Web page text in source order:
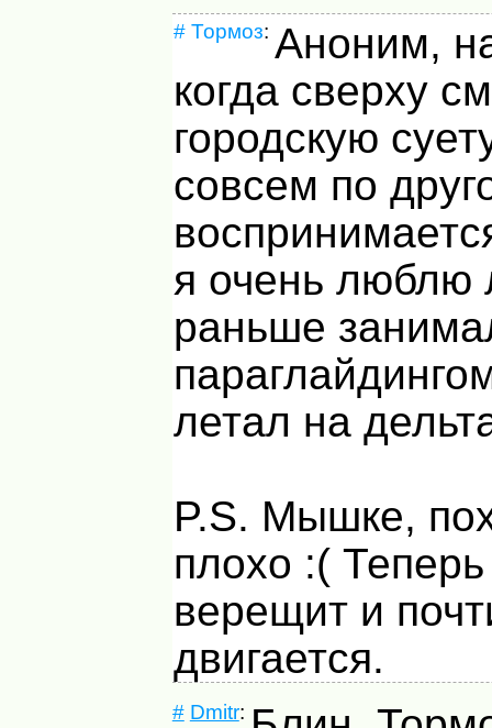
# Тормоз: Аноним,
когда сверху
городскую
совсем по
я очень люблю
раньше
летал на
P.S. Мышке,
плохо :(
верещит и
двигается.
# Dmitr: